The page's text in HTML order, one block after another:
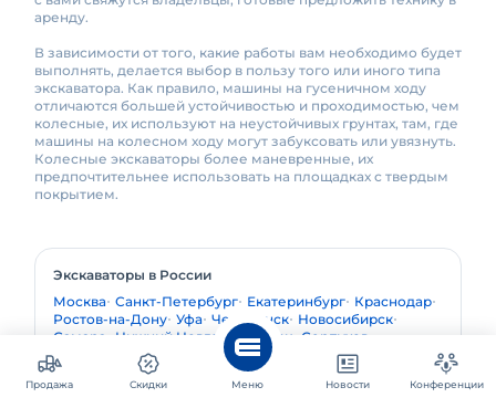
аренду.
В зависимости от того, какие работы вам необходимо будет
выполнять, делается выбор в пользу того или иного типа
экскаватора. Как правило, машины на гусеничном ходу
отличаются большей устойчивостью и проходимостью, чем
колесные, их используют на неустойчивых грунтах, там, где
машины на колесном ходу могут забуксовать или увязнуть.
Колесные экскаваторы более маневренные, их
предпочтительнее использовать на площадках с твердым
покрытием.
Экскаваторы в России
Москва Санкт-Петербург Екатеринбург Краснодар
Ростов-на-Дону Уфа Челябинск Новосибирск
Самара
Нижний Новгород Омск Серпухов
Владивосток
Продажа Скидки Меню Новости Конференции